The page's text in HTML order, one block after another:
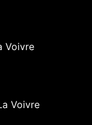
Voivre
Voivre